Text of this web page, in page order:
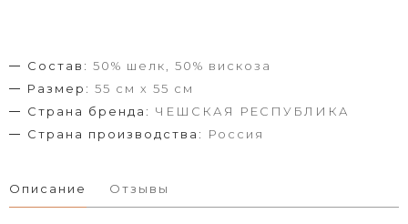
Состав: 50% шелк, 50% вискоза
Размер: 55 см х 55 см
Страна бренда: ЧЕШСКАЯ РЕСПУБЛИКА
Страна производства:
Россия
Описание Отзывы